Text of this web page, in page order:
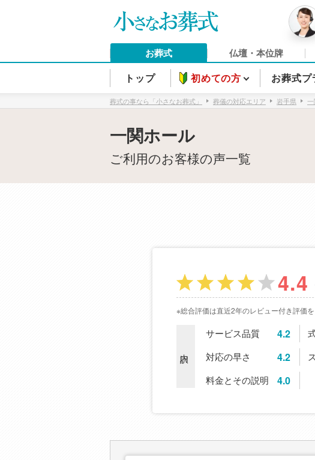
お葬式 仏壇・本位牌
トップ 初めての方 お葬式プ
葬式の事なら「小さなお葬式」 葬儀の対応エリア 岩手県
一関ホール
ご利用のお客様の声一覧
4.4
※総合評価は直近2年のレビュー付き評価を
サービス品質 4.2
対応の早さ 4.2
料金とその説明 4.0